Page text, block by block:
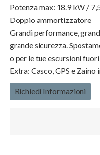
Potenza max: 18.9 kW /
Doppio ammortizzatore
Grandi performance,
grande sicurezza.
o per le tue escursioni
Extra: Casco, GPS e Zaino
Richiedi Informazioni